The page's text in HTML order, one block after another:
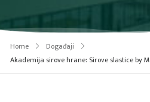
Home
Događaji
Akademija sirove hrane: Sirove slastice by